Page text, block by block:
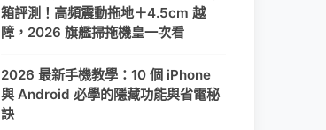
箱評測！高頻震動拖地＋4.5cm 越
障，2026 旗艦掃拖機皇一次看
2026 最新手機教學：10 個 iPhone
與 Android 必學的隱藏功能與省電秘
訣